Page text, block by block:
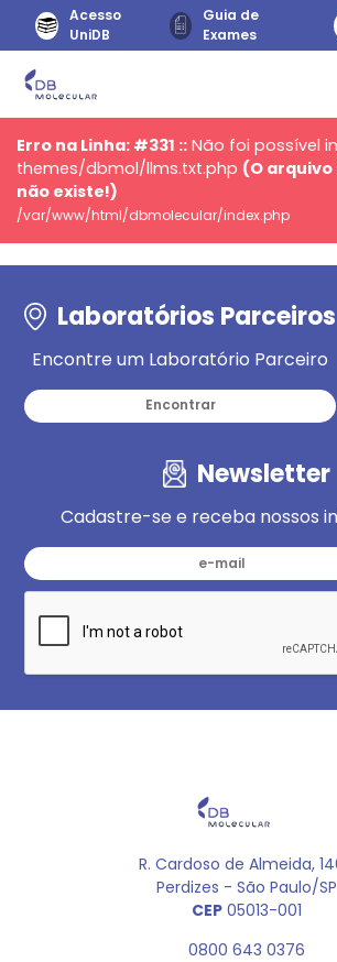
Acesso
UniDB
Guia de
Exames
Erro na Linha: #331 :: Não foi possível
themes/dbmol/llms.txt.php (O
não existe!)
/var/www/html/dbmolecular/index.php
Laboratórios Parceiros
Encontre um Laboratório Parceiro
Encontrar
Newsletter
Cadastre-se e receba nossos
R. Cardoso de Almeida,
Perdizes - São Paulo/SP
CEP 05013-001
0800 643 0376